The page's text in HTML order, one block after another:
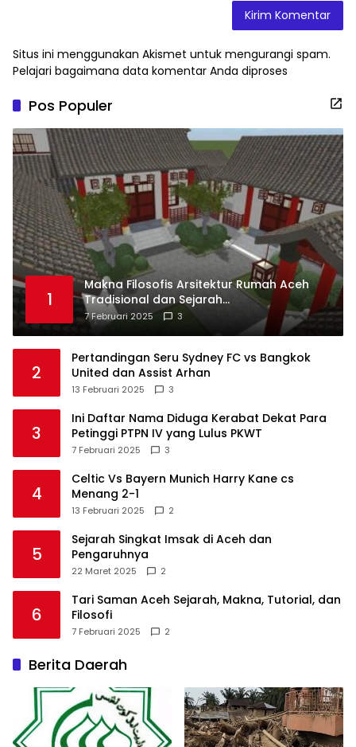
Situs ini menggunakan Akismet untuk mengurangi spam.
Pelajari bagaimana data komentar Anda diproses
Pos Populer
1
Makna Filosofis Arsitektur Rumah Aceh
Tradisional dan Sejarah
Perkembangannya
7 Februari 2025 3
2
Pertandingan Seru Sydney FC vs Bangkok
United dan Assist Arhan
13 Februari 2025 3
3
Ini Daftar Nama Diduga Kerabat Dekat Para
Petinggi PTPN IV yang Lulus PKWT
7 Februari 2025 3
4
Celtic Vs Bayern Munich Harry Kane cs
Menang 2-1
13 Februari 2025 2
5
Sejarah Singkat Imsak di Aceh dan
Pengaruhnya
22 Maret 2025 2
6
Tari Saman Aceh Sejarah, Makna, Tutorial, dan
Filosofi
7 Februari 2025 2
Berita Daerah